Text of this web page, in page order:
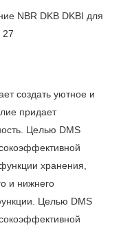
создать уютное и
придает
Целью DMS
хранения,
и нижнего
Целью DMS